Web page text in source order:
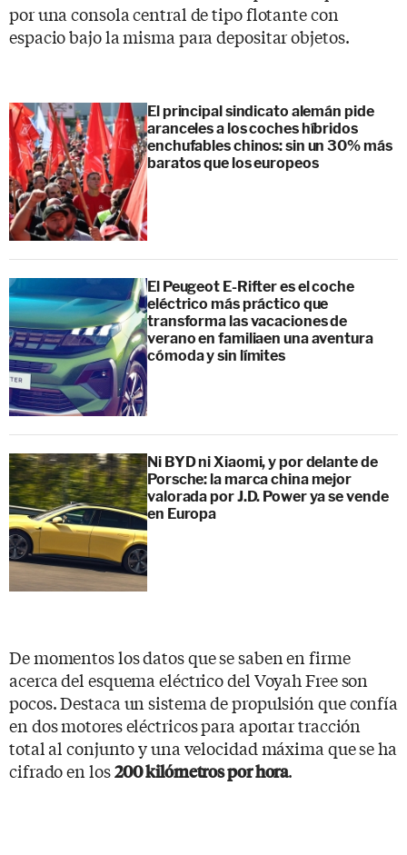
por una consola central de tipo flotante con
espacio bajo la misma para depositar objetos.
El principal sindicato alemán pide
aranceles a los coches híbridos
enchufables chinos: sin un 30% más
baratos que los europeos
El Peugeot E-Rifter es el coche
eléctrico más práctico que
transforma las vacaciones de
verano en familiaen una aventura
cómoda y sin límites
Ni BYD ni Xiaomi, y por delante de
Porsche: la marca china mejor
valorada por J.D. Power ya se vende
en Europa
De momentos los datos que se saben en firme
acerca del esquema eléctrico del Voyah Free son
pocos. Destaca un sistema de propulsión que confía
en dos motores eléctricos para aportar tracción
total al conjunto y una velocidad máxima que se ha
cifrado en los200 kilómetros por hora.